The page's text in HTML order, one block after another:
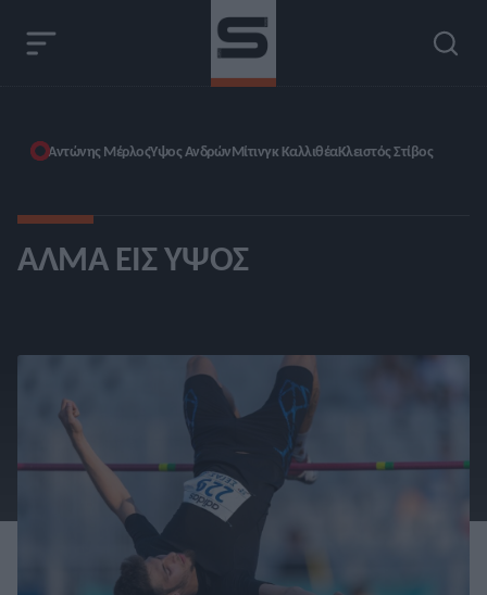
Αντώνης ΜέρλοςΎψος ΑνδρώνΜίτινγκ ΚαλλιθέαΚλειστός Στίβος
ΆΛΜΑ ΕΙΣ ΎΨΟΣ